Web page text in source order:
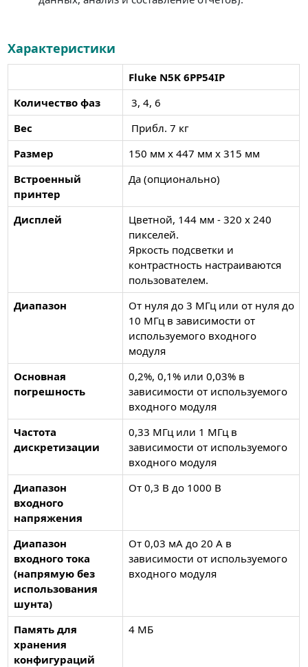
Характеристики
Fluke N5K 6PP54IP
Количество фаз
3, 4, 6
Вес
Прибл. 7 кг
Размер
150 мм x 447 мм x 315 мм
Встроенный
принтер
Да (опционально)
Дисплей
Цветной, 144 мм - 320 x 240
пикселей.
Яркость подсветки и
контрастность настраиваются
пользователем.
Диапазон
От нуля до 3 МГц или от нуля до
10 МГц в зависимости от
используемого входного
модуля
Основная
погрешность
0,2%, 0,1% или 0,03% в
зависимости от используемого
входного модуля
Частота
дискретизации
0,33 МГц или 1 МГц в
зависимости от используемого
входного модуля
Диапазон
входного
напряжения
От 0,3 В до 1000 В
Диапазон
входного тока
(напрямую без
использования
шунта)
От 0,03 мА до 20 А в
зависимости от используемого
входного модуля
Память для
хранения
конфигураций
4 МБ